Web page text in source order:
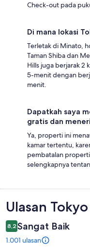
Check-out pada
Di mana lokasi
Terletak di Minato,
Taman Shiba dan
Hills juga berjarak 2
5-menit dengan
menit.
Dapatkah saya
gratis dan
Ya, properti ini
kamar tertentu,
pembatalan
selengkapnya
Ulasan
Ulasan
8,2 Sangat Baik
1.001 ulasan